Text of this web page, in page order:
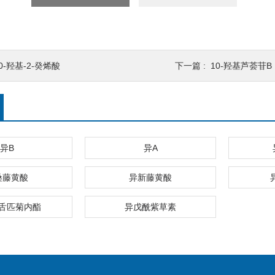
羟基-2-癸烯酸 下一篇 : 10-羟基芦荟苷B
异B 异A
藤黄酸 异新藤黄酸
匹菊内酯 异戊酰紫草素